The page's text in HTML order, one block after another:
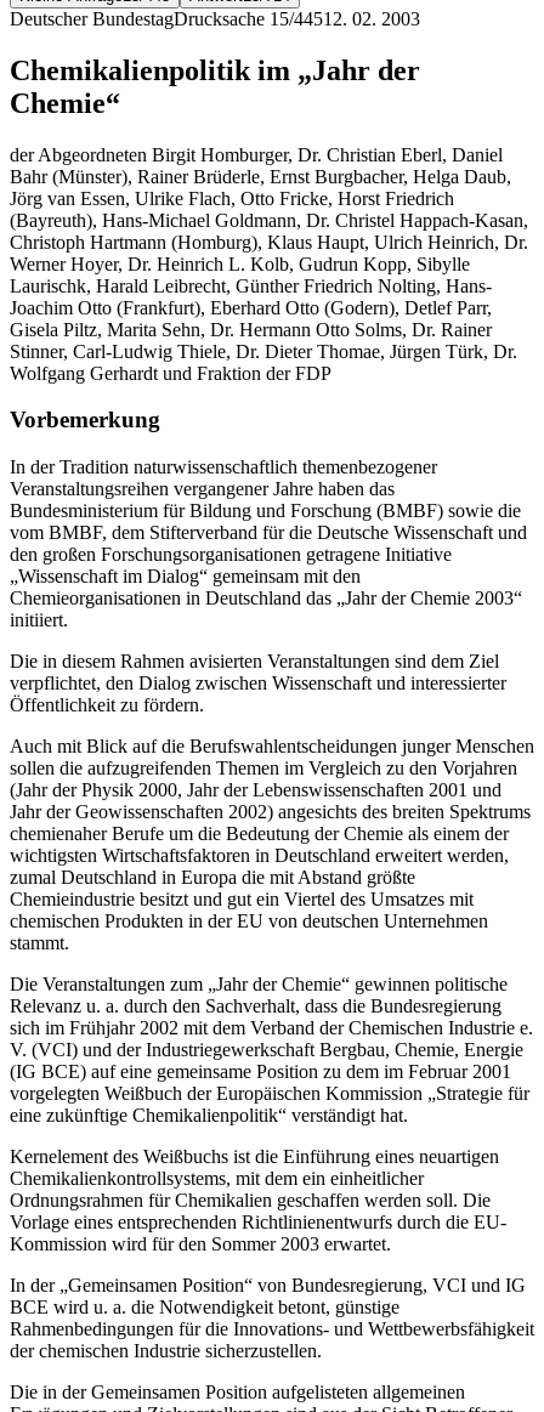
Deutscher BundestagDrucksache 15/44512. 02. 2003
Chemikalienpolitik im „Jahr der
Chemie“
der Abgeordneten Birgit Homburger, Dr. Christian Eberl, Daniel
Bahr (Münster), Rainer Brüderle, Ernst Burgbacher, Helga Daub,
Jörg van Essen, Ulrike Flach, Otto Fricke, Horst Friedrich
(Bayreuth), Hans-Michael Goldmann, Dr. Christel Happach-Kasan,
Christoph Hartmann (Homburg), Klaus Haupt, Ulrich Heinrich, Dr.
Werner Hoyer, Dr. Heinrich L. Kolb, Gudrun Kopp, Sibylle
Laurischk, Harald Leibrecht, Günther Friedrich Nolting, Hans-
Joachim Otto (Frankfurt), Eberhard Otto (Godern), Detlef Parr,
Gisela Piltz, Marita Sehn, Dr. Hermann Otto Solms, Dr. Rainer
Stinner, Carl-Ludwig Thiele, Dr. Dieter Thomae, Jürgen Türk, Dr.
Wolfgang Gerhardt und Fraktion der FDP
Vorbemerkung
In der Tradition naturwissenschaftlich themenbezogener
Veranstaltungsreihen vergangener Jahre haben das
Bundesministerium für Bildung und Forschung (BMBF) sowie die
vom BMBF, dem Stifterverband für die Deutsche Wissenschaft und
den großen Forschungsorganisationen getragene Initiative
„Wissenschaft im Dialog“ gemeinsam mit den
Chemieorganisationen in Deutschland das „Jahr der Chemie 2003“
initiiert.
Die in diesem Rahmen avisierten Veranstaltungen sind dem Ziel
verpflichtet, den Dialog zwischen Wissenschaft und interessierter
Öffentlichkeit zu fördern.
Auch mit Blick auf die Berufswahlentscheidungen junger Menschen
sollen die aufzugreifenden Themen im Vergleich zu den Vorjahren
(Jahr der Physik 2000, Jahr der Lebenswissenschaften 2001 und
Jahr der Geowissenschaften 2002) angesichts des breiten Spektrums
chemienaher Berufe um die Bedeutung der Chemie als einem der
wichtigsten Wirtschaftsfaktoren in Deutschland erweitert werden,
zumal Deutschland in Europa die mit Abstand größte
Chemieindustrie besitzt und gut ein Viertel des Umsatzes mit
chemischen Produkten in der EU von deutschen Unternehmen
stammt.
Die Veranstaltungen zum „Jahr der Chemie“ gewinnen politische
Relevanz u. a. durch den Sachverhalt, dass die Bundesregierung
sich im Frühjahr 2002 mit dem Verband der Chemischen Industrie e.
V. (VCI) und der Industriegewerkschaft Bergbau, Chemie, Energie
(IG BCE) auf eine gemeinsame Position zu dem im Februar 2001
vorgelegten Weißbuch der Europäischen Kommission „Strategie für
eine zukünftige Chemikalienpolitik“ verständigt hat.
Kernelement des Weißbuchs ist die Einführung eines neuartigen
Chemikalienkontrollsystems, mit dem ein einheitlicher
Ordnungsrahmen für Chemikalien geschaffen werden soll. Die
Vorlage eines entsprechenden Richtlinienentwurfs durch die EU-
Kommission wird für den Sommer 2003 erwartet.
In der „Gemeinsamen Position“ von Bundesregierung, VCI und IG
BCE wird u. a. die Notwendigkeit betont, günstige
Rahmenbedingungen für die Innovations- und Wettbewerbsfähigkeit
der chemischen Industrie sicherzustellen.
Die in der Gemeinsamen Position aufgelisteten allgemeinen